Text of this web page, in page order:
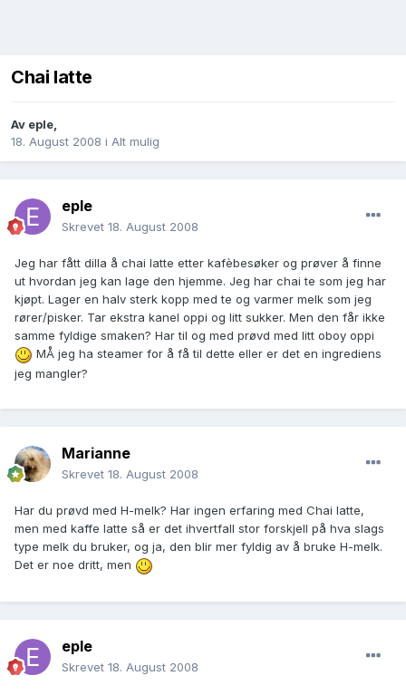
Chai latte
Av eple,
18. August 2008 i Alt mulig
eple
Skrevet 18. August 2008
Jeg har fått dilla å chai latte etter kafèbesøker og prøver å finne
ut hvordan jeg kan lage den hjemme. Jeg har chai te som jeg har
kjøpt. Lager en halv sterk kopp med te og varmer melk som jeg
rører/pisker. Tar ekstra kanel oppi og litt sukker. Men den får ikke
samme fyldige smaken? Har til og med prøvd med litt oboy oppi
MÅ jeg ha steamer for å få til dette eller er det en ingrediens
jeg mangler?
Marianne
Skrevet 18. August 2008
Har du prøvd med H-melk? Har ingen erfaring med Chai latte,
men med kaffe latte så er det ihvertfall stor forskjell på hva slags
type melk du bruker, og ja, den blir mer fyldig av å bruke H-melk.
Det er noe dritt, men
eple
Skrevet 18. August 2008